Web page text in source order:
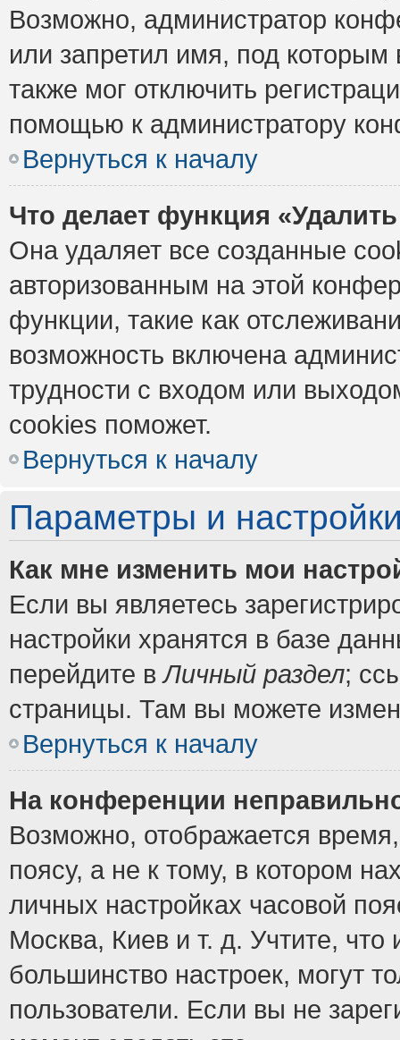
Возможно, администратор
или запретил имя, под которым
также мог отключить
помощью к администратору
Вернуться к началу
Что делает функция
Она удаляет все созданные
авторизованным на этой
функции, такие как
возможность включена
трудности с входом или
cookies поможет.
Вернуться к началу
Параметры и
Как мне изменить мои
Если вы являетесь
настройки хранятся в базе
перейдите вЛичный раздел;
страницы. Там вы можете
Вернуться к началу
На конференции
Возможно, отображается
поясу, а не к тому, в котором
личных настройках часовой
Москва, Киев и т. д. Учтите, что
большинство настроек, могут
пользователи. Если вы не